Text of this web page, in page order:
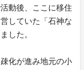
動後、ここに移住
していた「石神な
した。
化が進み地元の小